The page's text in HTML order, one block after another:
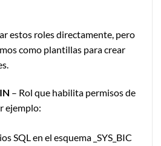
estos roles directamente, pero
como plantillas para crear
– Rol que habilita permisos de
ejemplo:
SQL en el esquema _SYS_BIC